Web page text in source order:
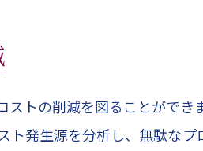
トの削減を図ることができま
発生源を分析し、無駄な